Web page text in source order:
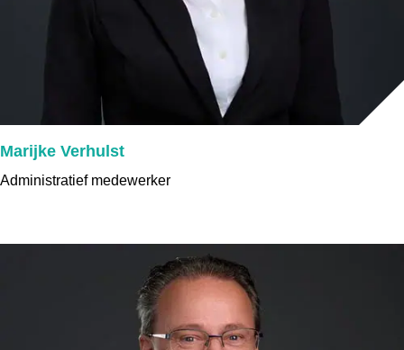
Marijke Verhulst
Administratief medewerker